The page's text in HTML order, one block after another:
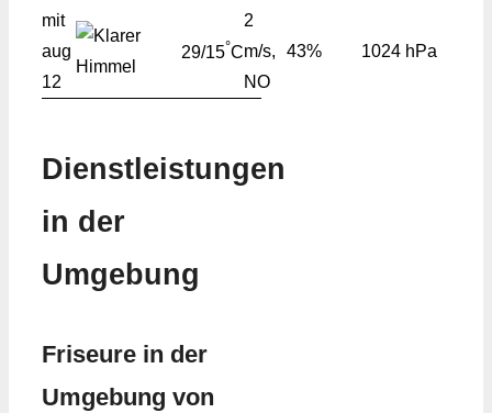
mit
aug
12
29/15°C
2
m/s,
NO
43% 1024 hPa
Dienstleistungen
in der
Umgebung
Friseure in der
Umgebung von